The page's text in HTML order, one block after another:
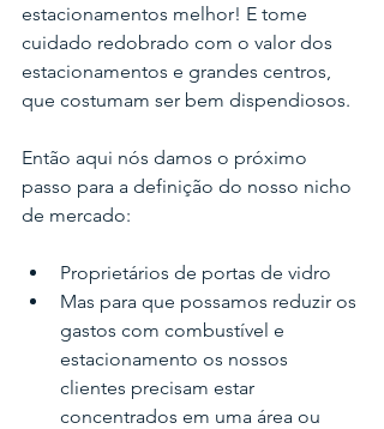
estacionamentos melhor! E tome
cuidado redobrado com o valor dos
estacionamentos e grandes centros,
que costumam ser bem dispendiosos.
Então aqui nós damos o próximo
passo para a definição do nosso nicho
de mercado:
Proprietários de portas de vidro
Mas para que possamos reduzir os
gastos com combustível e
estacionamento os nossos
clientes precisam estar
concentrados em uma área ou